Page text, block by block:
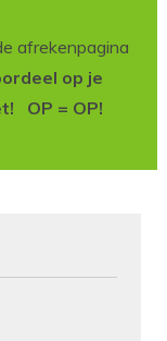
afrekenpagina
op je
OP = OP!